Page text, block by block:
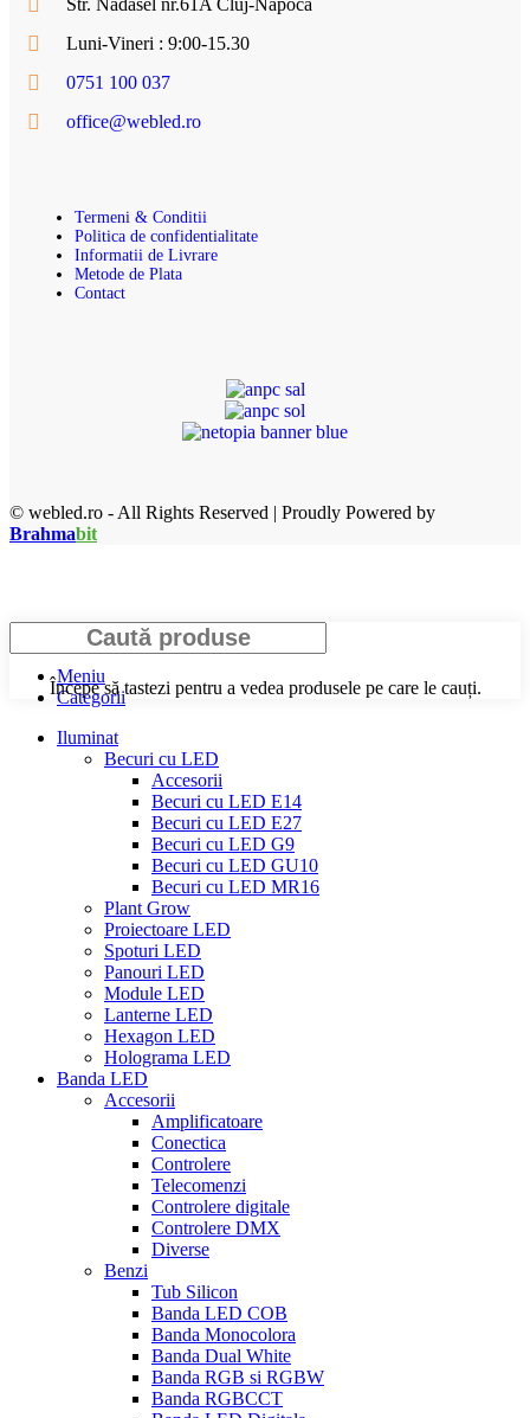
Str. Nadasel nr.61A Cluj-Napoca
Luni-Vineri : 9:00-15.30
0751 100 037
office@webled.ro
Termeni & Conditii
Politica de confidentialitate
Informatii de Livrare
Metode de Plata
Contact
© webled.ro - All Rights Reserved | Proudly Powered by
Brahmabit
Începe să tastezi pentru a vedea produsele pe care le cauți.
Meniu
Categorii
Iluminat
Becuri cu LED
Accesorii
Becuri cu LED E14
Becuri cu LED E27
Becuri cu LED G9
Becuri cu LED GU10
Becuri cu LED MR16
Plant Grow
Proiectoare LED
Spoturi LED
Panouri LED
Module LED
Lanterne LED
Hexagon LED
Holograma LED
Banda LED
Accesorii
Amplificatoare
Conectica
Controlere
Telecomenzi
Controlere digitale
Controlere DMX
Diverse
Benzi
Tub Silicon
Banda LED COB
Banda Monocolora
Banda Dual White
Banda RGB si RGBW
Banda RGBCCT